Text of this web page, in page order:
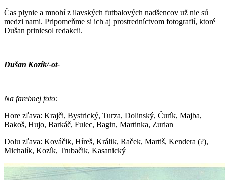
Čas plynie a mnohí z ilavských futbalových nadšencov už nie sú
medzi nami. Pripomeňme si ich aj prostredníctvom fotografií, ktoré
Dušan priniesol redakcii.
Dušan Kozík/-ot-
Na farebnej foto:
Hore zľava: Krajči, Bystrický, Turza, Dolinský, Čurík, Majba,
Bakoš, Hujo, Barkáč, Fulec, Bagin, Martinka, Zurian
Dolu zľava: Kováčik, Híreš, Králik, Raček, Martiš, Kendera (?),
Michalík, Kozík, Trubačik, Kasanický